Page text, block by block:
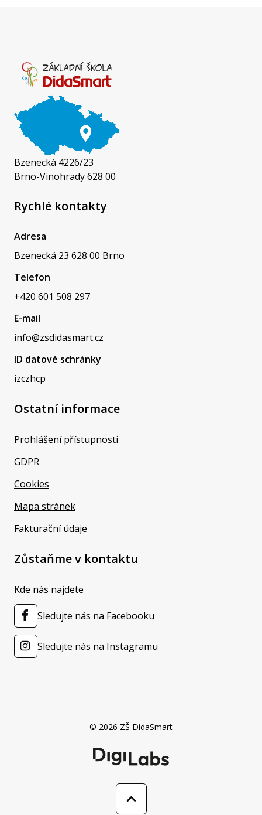
Bzenecká 4226/23
Brno-Vinohrady 628 00
Rychlé kontakty
Adresa
Bzenecká 23 628 00 Brno
Telefon
+420 601 508 297
E-mail
info@zsdidasmart.cz
ID datové schránky
izczhcp
Ostatní informace
Prohlášení přístupnosti
GDPR
Cookies
Mapa stránek
Fakturační údaje
Zůstaňme v kontaktu
Kde nás najdete
Sledujte nás na Facebooku
Sledujte nás na Instagramu
© 2026 ZŠ DidaSmart